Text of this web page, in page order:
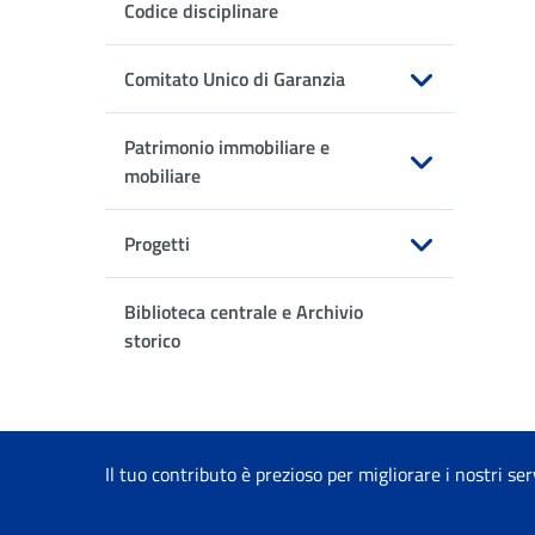
Codice disciplinare
Comitato Unico di Garanzia
Apri sottomenu
Patrimonio immobiliare e
mobiliare
Apri sottomenu
Progetti
Apri sottomenu
Biblioteca centrale e Archivio
storico
Il tuo contributo è prezioso per migliorare i nostri